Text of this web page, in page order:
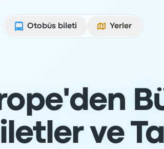
Otobüs bileti
Yerler
ve